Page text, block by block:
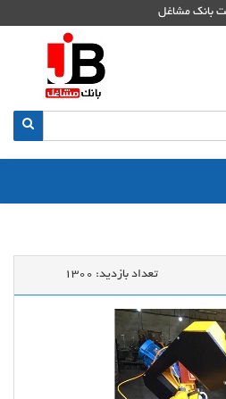
بانک مشاغل
تعداد بازدید: